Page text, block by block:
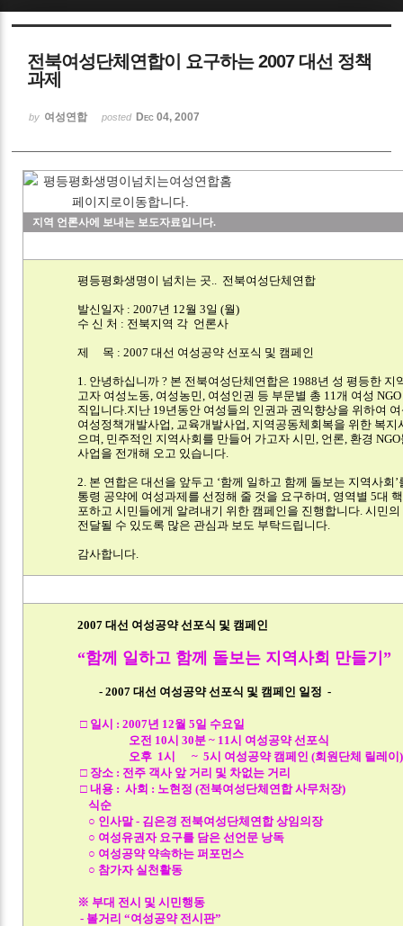
전북여성단체연합이 요구하는 2007 대선 정책
과제
by 여성연합 posted Dec 04, 2007
지역 언론사에 보내는 보도자료입니다.
평등평화생명이 넘치는 곳.. 전북여성단체연합
발신일자 : 2007년 12월 3일 (월)
수 신 처 : 전북지역 각 언론사
제 목 : 2007 대선 여성공약 선포식 및 캠페인
1. 안녕하십니까 ? 본 전북여성단체연합은 1988년 성 평등한 지
고자 여성노동, 여성농민, 여성인권 등 부문별 총 11개 여성
직입니다.지난 19년동안 여성들의 인권과 권익향상을 위하여
여성정책개발사업, 교육개발사업, 지역공동체회복을 위한 복지
으며, 민주적인 지역사회를 만들어 가고자 시민, 언론, 환경
사업을 전개해 오고 있습니다.
2. 본 연합은 대선을 앞두고 ‘함께 일하고 함께 돌보는 지역사회
통령 공약에 여성과제를 선정해 줄 것을 요구하며, 영역별 5대
포하고 시민들에게 알려내기 위한 캠페인을 진행합니다. 시민
전달될 수 있도록 많은 관심과 보도 부탁드립니다.
감사합니다.
2007 대선 여성공약 선포식 및 캠페인
“함께 일하고 함께 돌보는 지역사회 만들기”
- 2007 대선 여성공약 선포식 및 캠페인 일정 -
□ 일시 : 2007년 12월 5일 수요일
오전 10시 30분 ~ 11시 여성공약 선포식
오후 1시 ~ 5시 여성공약 캠페인 (회원단체 릴레
□ 장소 : 전주 객사 앞 거리 및 차없는 거리
□ 내용 : 사회 : 노현정 (전북여성단체연합 사무처장)
식순
○ 인사말 - 김은경 전북여성단체연합 상임의장
○ 여성유권자 요구를 담은 선언문 낭독
○ 여성공약 약속하는 퍼포먼스
○ 참가자 실천활동
※ 부대 전시 및 시민행동
- 볼거리 “여성공약 전시판”
Sketchbook5, 스케치북5
Sketchbook5, 스케치북5